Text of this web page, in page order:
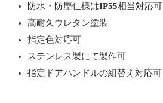
防水・防塵仕様はIP55相当対応可
高耐久ウレタン塗装
指定色対応可
ステンレス製にて製作可
指定ドアハンドルの組替え対応可